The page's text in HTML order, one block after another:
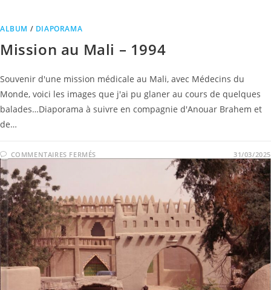
ALBUM / DIAPORAMA
Mission au Mali – 1994
Souvenir d'une mission médicale au Mali, avec Médecins du
Monde, voici les images que j'ai pu glaner au cours de quelques
balades…Diaporama à suivre en compagnie d'Anouar Brahem et
de…
COMMENTAIRES FERMÉS 31/03/2025